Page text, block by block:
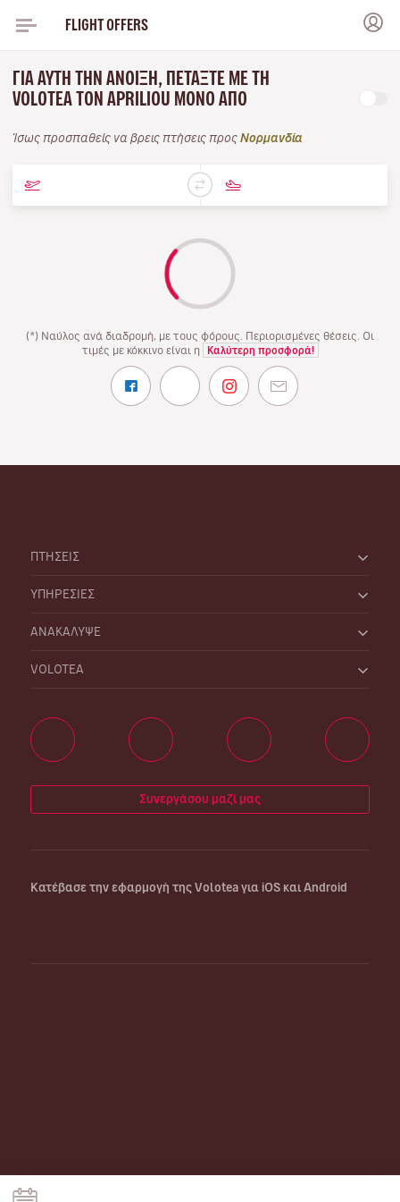
FLIGHT OFFERS
ΓΙΑ ΑΥΤΉ ΤΗΝ ΆΝΟΙΞΗ, ΠΕΤΆΞΤΕ ΜΕ ΤΗ
VOLOTEA ΤΟΝ APRILIOU ΜΌΝΟ ΑΠΌ
Ίσως προσπαθείς να βρεις πτήσεις προς Νορμανδία
(*) Ναύλος ανά διαδρομή, με τους φόρους. Περιορισμένες θέσεις. Οι
τιμές με κόκκινο είναι η
Καλύτερη προσφορά!
ΠΤΗΣΕΙΣ
ΥΠΗΡΕΣΙΕΣ
ΑΝΑΚΑΛΥΨΕ
VOLOTEA
Συνεργάσου μαζί μας
Κατέβασε την εφαρμογή της Volotea για iOS και Android